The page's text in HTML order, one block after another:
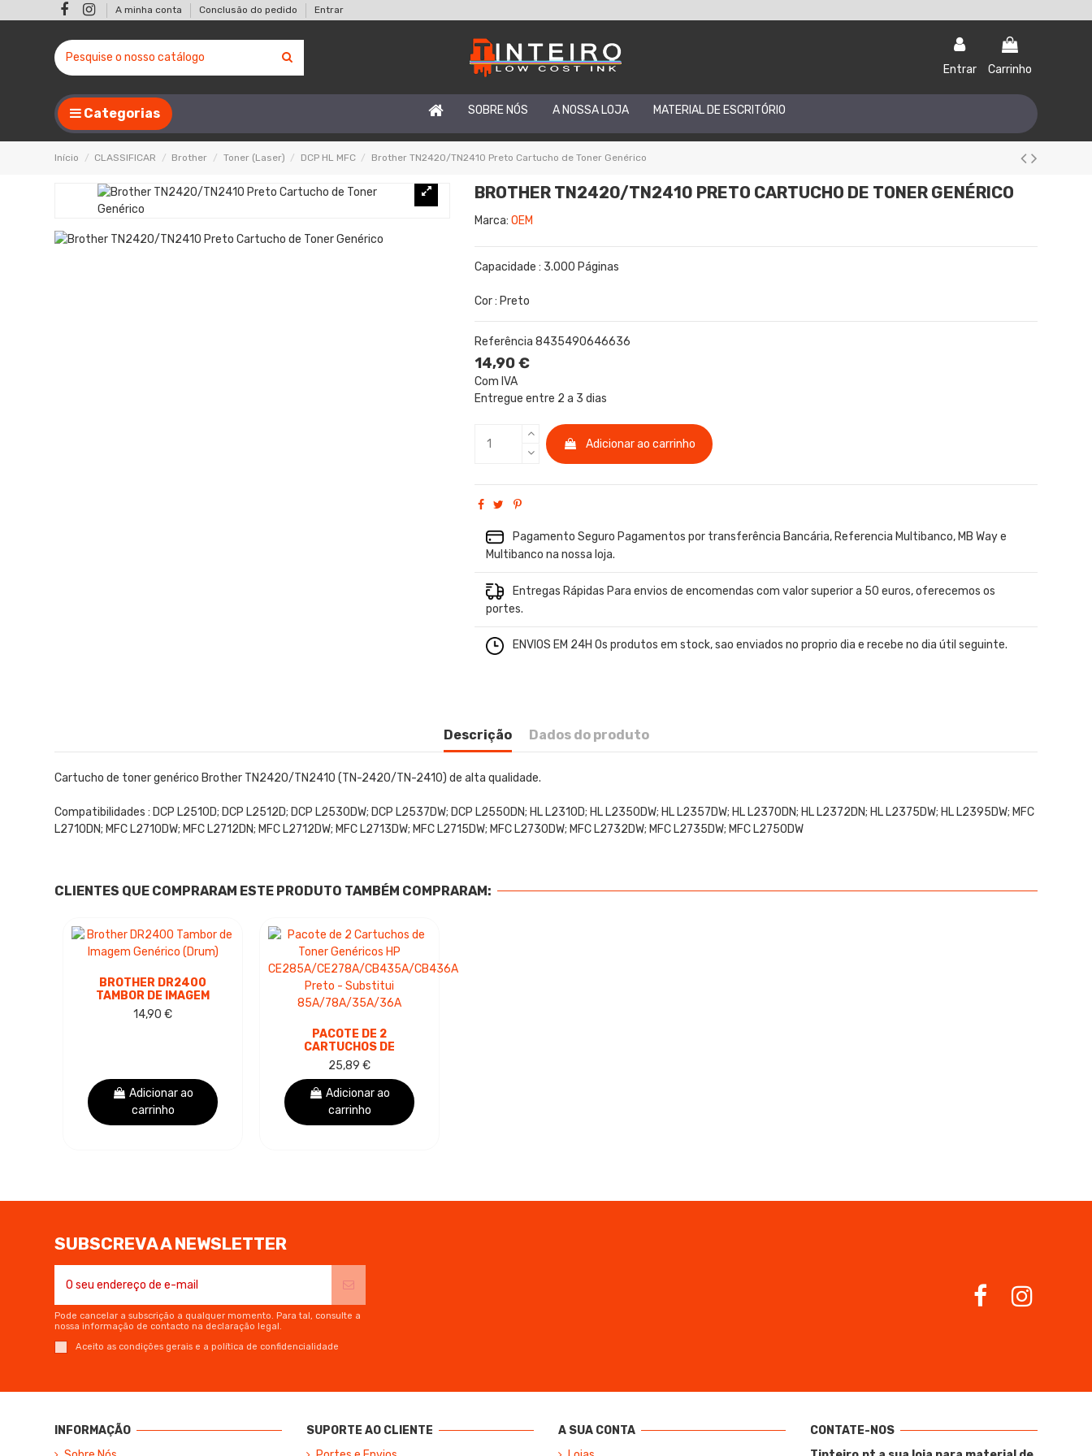
A minha conta Conclusão do pedido Entrar
Entrar Carrinho
Categorias SOBRE NÓS A NOSSA LOJA MATERIAL DE ESCRITÓRIO
Início CLASSIFICAR Brother Toner (Laser) DCP HL MFC Brother TN2420/TN2410 Preto Cartucho de Toner Genérico
BROTHER TN2420/TN2410 PRETO CARTUCHO DE TONER GENÉRICO
Marca: OEM
Capacidade : 3.000 Páginas
Cor : Preto
Referência 8435490646636
14,90 €
Com IVA
Entregue entre 2 a 3 dias
Adicionar ao carrinho
Pagamento Seguro Pagamentos por transferência Bancária, Referencia Multibanco, MB Way e
Multibanco na nossa loja.
Entregas Rápidas Para envios de encomendas com valor superior a 50 euros, oferecemos os
portes.
ENVIOS EM 24H Os produtos em stock, sao enviados no proprio dia e recebe no dia útil seguinte.
Descrição Dados do produto
Cartucho de toner genérico Brother TN2420/TN2410 (TN-2420/TN-2410) de alta qualidade.
Compatibilidades : DCP L2510D; DCP L2512D; DCP L2530DW; DCP L2537DW; DCP L2550DN; HL L2310D; HL L2350DW; HL L2357DW; HL L2370DN; HL L2372DN; HL L2375DW; HL L2395DW; MFC
L2710DN; MFC L2710DW; MFC L2712DN; MFC L2712DW; MFC L2713DW; MFC L2715DW; MFC L2730DW; MFC L2732DW; MFC L2735DW; MFC L2750DW
CLIENTES QUE COMPRARAM ESTE PRODUTO TAMBÉM COMPRARAM:
BROTHER DR2400
TAMBOR DE IMAGEM
GENÉRICO (DRUM)
14,90 €
Adicionar ao
carrinho
PACOTE DE 2
CARTUCHOS DE
TONER GENÉRICOS HP
CE285A/CE278A/CB435A/CB436A
PRETO -...
25,89 €
Adicionar ao
carrinho
SUBSCREVA A NEWSLETTER
Pode cancelar a subscrição a qualquer momento. Para tal, consulte a
nossa informação de contacto na declaração legal.
Aceito as condições gerais e a política de confidencialidade
INFORMAÇÃO
SUPORTE AO CLIENTE
A SUA CONTA
CONTATE-NOS